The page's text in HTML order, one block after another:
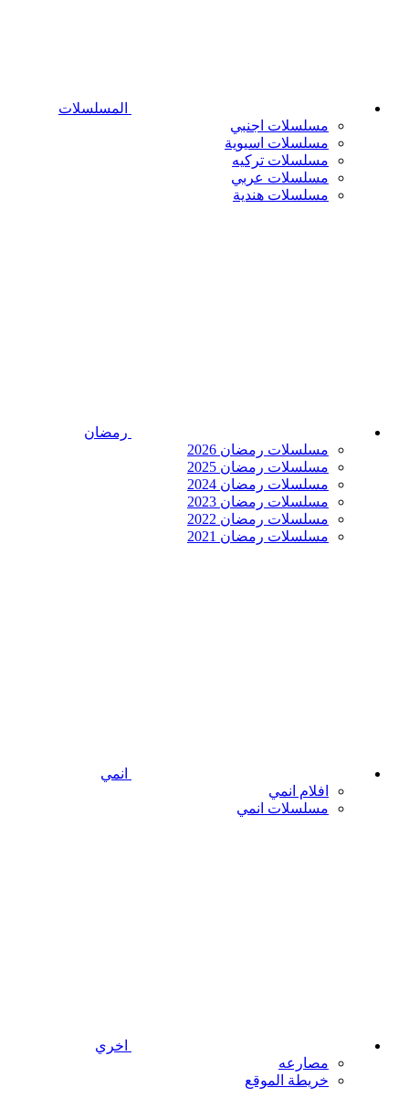
المسلسلات
مسلسلات اجنبي
مسلسلات اسيوية
مسلسلات تركيه
مسلسلات عربي
مسلسلات هندية
رمضان
مسلسلات رمضان 2026
مسلسلات رمضان 2025
مسلسلات رمضان 2024
مسلسلات رمضان 2023
مسلسلات رمضان 2022
مسلسلات رمضان 2021
انمي
افلام انمي
مسلسلات انمي
اخري
مصارعه
خريطة الموقع